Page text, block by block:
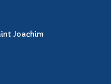
Joachim